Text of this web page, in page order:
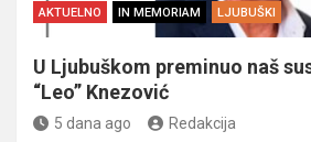
AKTUELNO IN MEMORIAM LJUBUŠKI
U Ljubuškom preminuo naš
“Leo” Knezović
5 dana ago Redakcija